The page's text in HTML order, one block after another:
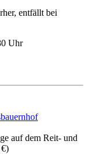
entfällt bei
Uhr
auf dem Reit- und